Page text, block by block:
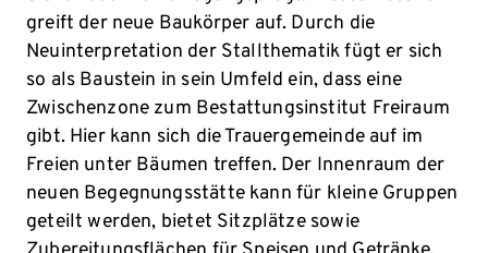
greift der neue Baukörper auf. Durch die
Neuinterpretation der Stallthematik fügt er sich
so als Baustein in sein Umfeld ein, dass eine
Zwischenzone zum Bestattungsinstitut Freiraum
gibt. Hier kann sich die Trauergemeinde auf im
Freien unter Bäumen treffen. Der Innenraum der
neuen Begegnungsstätte kann für kleine Gruppen
geteilt werden, bietet Sitzplätze sowie